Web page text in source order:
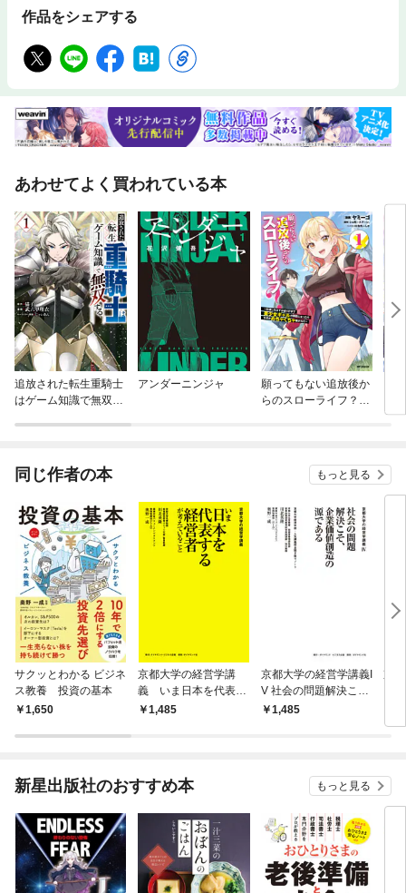
り、次の見開きで詳細がわかる作りになっています。そのため見開きを見
作品をシェアする
あわせてよく買われている本
追放された転生重騎士
はゲーム知識で無双す
アンダーニンジャ
願ってもない追放後か
らのスローライフ？
めちゃくちゃ懐かれた
ラ
同じ作者の本 もっと見る
サクッとわかる ビジネ
ス教養 投資の基本
1,650
京都大学の経営学講
義 いま日本を代表す
る経営者が考えている
1,485
京都大学の経営学講義I
V 社会の問題解決こ
そ、企業価値創造の源
1,485
京
い
新星出版社のおすすめ本 もっと見る